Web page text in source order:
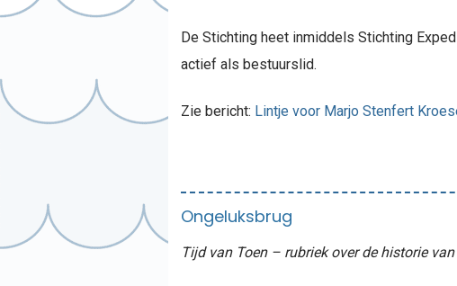
De Stichting heet inmiddels Stichting
actief als bestuurslid.
Zie bericht: Lintje voor Marjo Stenfert
Ongeluksbrug
Tijd van Toen – rubriek over de historie